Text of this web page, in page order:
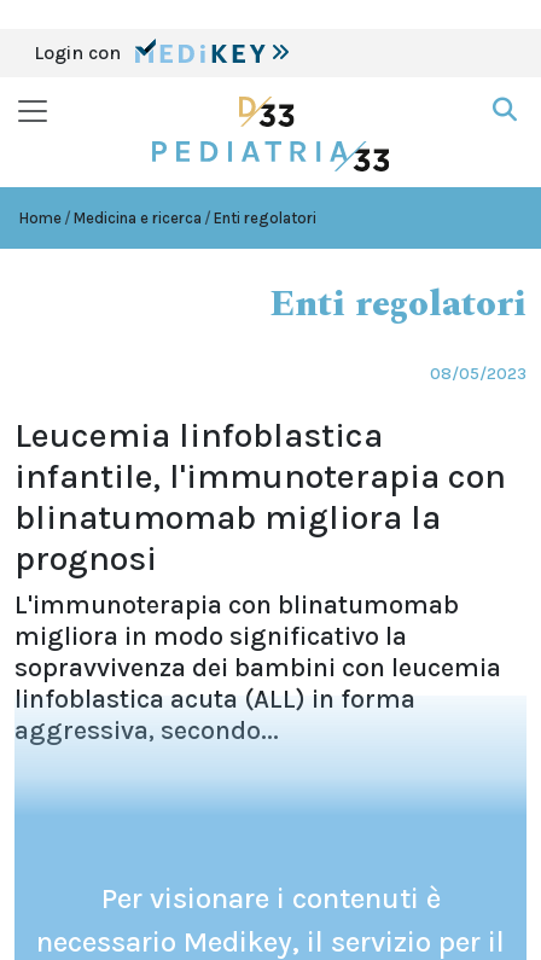
Login con
Home Medicina e ricerca Enti regolatori
Enti regolatori
08/05/2023
Leucemia linfoblastica
infantile, l'immunoterapia con
blinatumomab migliora la
prognosi
L'immunoterapia con blinatumomab
migliora in modo significativo la
sopravvivenza dei bambini con leucemia
linfoblastica acuta (ALL) in forma
aggressiva, secondo...
Per visionare i contenuti è
necessario Medikey, il servizio per il